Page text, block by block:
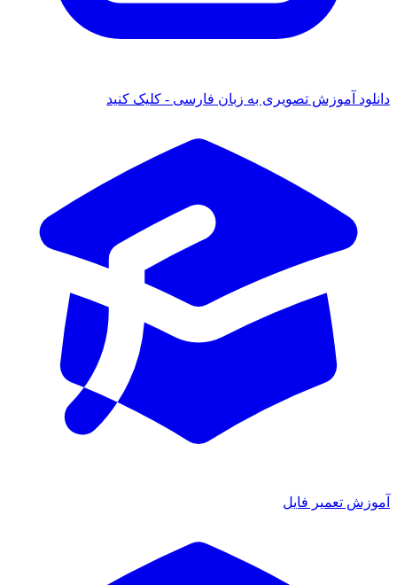
آموزش تصویری به زبان فارسی - کلیک کنید
تعمیر فایل